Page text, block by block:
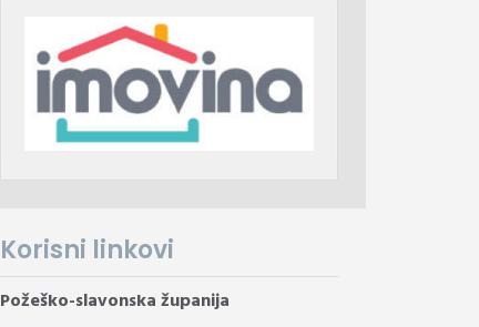
Korisni linkovi
Požeško-slavonska županija